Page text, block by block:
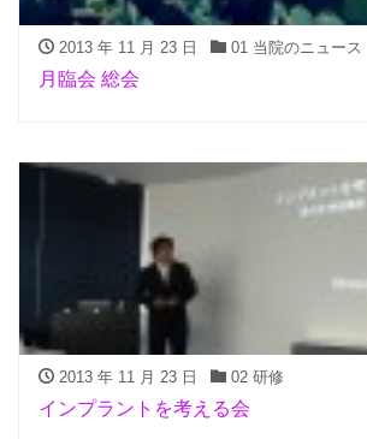
2013 年 11 月 23 日 01 当院のニュース
月臨会 総会
2013 年 11 月 23 日 02 研修
インプラントを考える会